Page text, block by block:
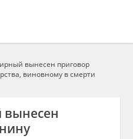
вынесен приговор
виновному в смерти